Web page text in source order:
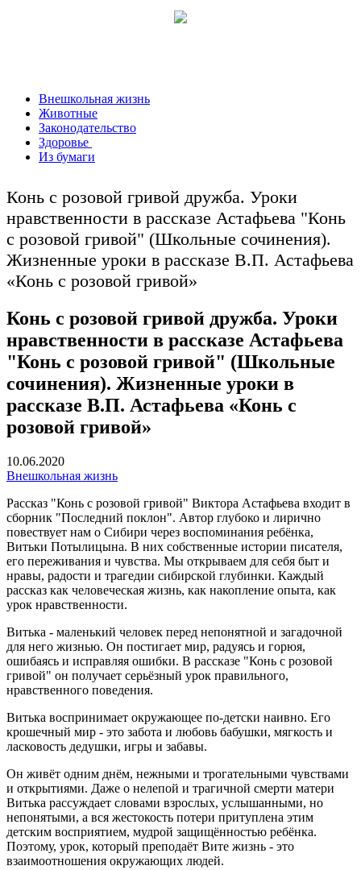
Внешкольная жизнь
Животные
Законодательство
Здоровье
Из бумаги
Конь с розовой гривой дружба. Уроки
нравственности в рассказе Астафьева "Конь
с розовой гривой" (Школьные сочинения).
Жизненные уроки в рассказе В.П. Астафьева
«Конь с розовой гривой»
Конь с розовой гривой дружба. Уроки
нравственности в рассказе Астафьева
"Конь с розовой гривой" (Школьные
сочинения). Жизненные уроки в
рассказе В.П. Астафьева «Конь с
розовой гривой»
10.06.2020
Внешкольная жизнь
Рассказ "Конь с розовой гривой" Виктора Астафьева входит в
сборник "Последний поклон". Автор глубоко и лирично
повествует нам о Сибири через воспоминания ребёнка,
Витьки Потылицына. В них собственные истории писателя,
его переживания и чувства. Мы открываем для себя быт и
нравы, радости и трагедии сибирской глубинки. Каждый
рассказ как человеческая жизнь, как накопление опыта, как
урок нравственности.
Витька - маленький человек перед непонятной и загадочной
для него жизнью. Он постигает мир, радуясь и горюя,
ошибаясь и исправляя ошибки. В рассказе "Конь с розовой
гривой" он получает серьёзный урок правильного,
нравственного поведения.
Витька воспринимает окружающее по-детски наивно. Его
крошечный мир - это забота и любовь бабушки, мягкость и
ласковость дедушки, игры и забавы.
Он живёт одним днём, нежными и трогательными чувствами
и открытиями. Даже о нелепой и трагичной смерти матери
Витька рассуждает словами взрослых, услышанными, но
непонятыми, а вся жестокость потери притуплена этим
детским восприятием, мудрой защищённостью ребёнка.
Поэтому, урок, который преподаёт Вите жизнь - это
взаимоотношения окружающих людей.